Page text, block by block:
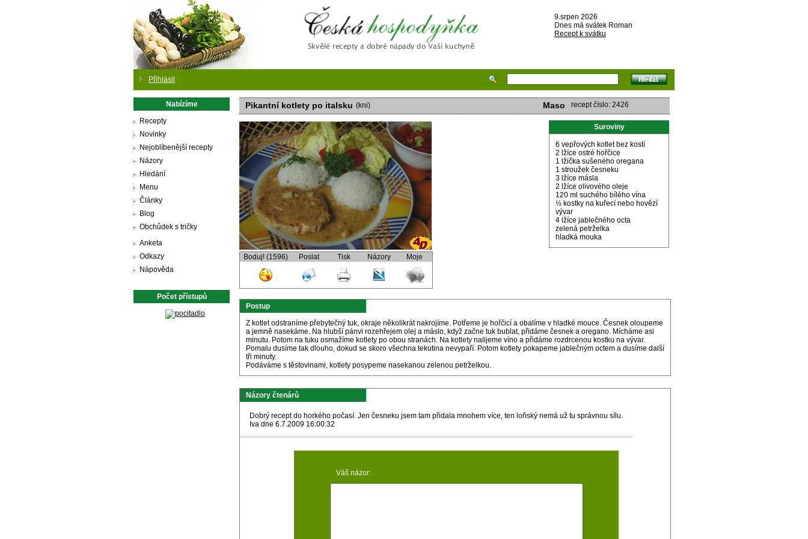
Česká hospodyňka
9.srpen 2026
Dnes má svátek Roman
Recept k svátku
Přihlásit
Nabízíme
Recepty
Novinky
Nejoblíbenější recepty
Názory
Hledání
Menu
Články
Blog
Obchůdek s tričky
Anketa
Odkazy
Nápověda
Počet přístupů
Pikantní kotlety po italsku (kni) Maso recept číslo: 2426
Boduj! (1596) Poslat Tisk Názory Moje
Suroviny
6 vepřových kotlet bez kostí
2 lžíce ostré hořčice
1 lžička sušeného oregana
1 stroužek česneku
3 lžíce másla
2 lžíce olivového oleje
120 ml suchého bílého vína
½ kostky na kuřecí nebo hovězí
vývar
4 lžíce jablečného octa
zelená petrželka
hladká mouka
Postup
Z kotlet odstraníme přebytečný tuk, okraje několikrát nakrojíme. Potřeme je hořčicí a obalíme v hladké mouce. Česnek oloupeme
a jemně nasekáme. Na hlubší pánvi rozehřejem olej a máslo, když začne tuk bublat, přidáme česnek a oregano. Mícháme asi
minutu. Potom na tuku osmažíme kotlety po obou stranách. Na kotlety nalijeme víno a přidáme rozdrcenou kostku na vývar.
Pomalu dusíme tak dlouho, dokud se skoro všechna tekutina nevypaří. Potom kotlety pokapeme jablečným octem a dusíme další
tři minuty.
Podáváme s těstovinami, kotlety posypeme nasekanou zelenou petrželkou.
Názory čtenárů
Dobrý recept do horkého počasí. Jen česneku jsem tam přidala mnohem více, ten loňský nemá už tu správnou sílu.
Iva dne 6.7.2009 16:00:32
Váš názor: